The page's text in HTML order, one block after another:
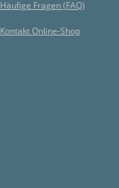
Häufige Fragen (FAQ)
Kontakt Online-Shop